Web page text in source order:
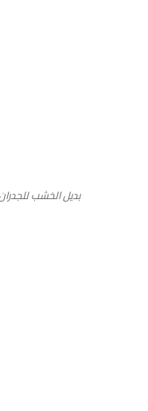
بديل الخشب